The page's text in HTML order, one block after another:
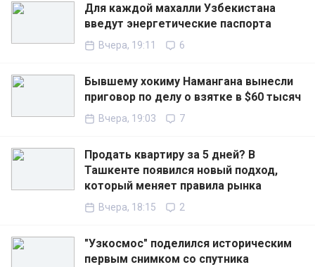
Для каждой махалли Узбекистана
введут энергетические паспорта
Вчера, 19:11 6
Бывшему хокиму Намангана вынесли
приговор по делу о взятке в $60 тысяч
Вчера, 19:03 7
Продать квартиру за 5 дней? В
Ташкенте появился новый подход,
который меняет правила рынка
Вчера, 18:15 2
"Узкосмос" поделился историческим
первым снимком со спутника